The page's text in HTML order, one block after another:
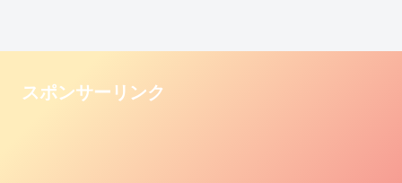
スポンサーリンク